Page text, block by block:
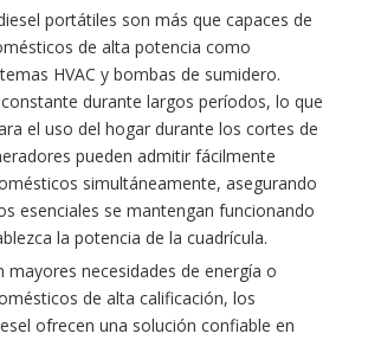
portátiles son más que capaces de
de alta potencia como
HVAC y bombas de sumidero.
durante largos períodos, lo que
el uso del hogar durante los cortes de
pueden admitir fácilmente
simultáneamente, asegurando
esenciales se mantengan funcionando
la potencia de la cuadrícula.
mayores necesidades de energía o
de alta calificación, los
ofrecen una solución confiable en